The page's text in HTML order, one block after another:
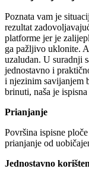
Poznata vam je
rezultat
platforme jer je
ga pažljivo uklonite.
uzaludan. U suradnji
jednostavno i
i njezinim savijanjem
brinuti, naša je
Prianjanje
Površina ispisne
prianjanje od
Jednostavno